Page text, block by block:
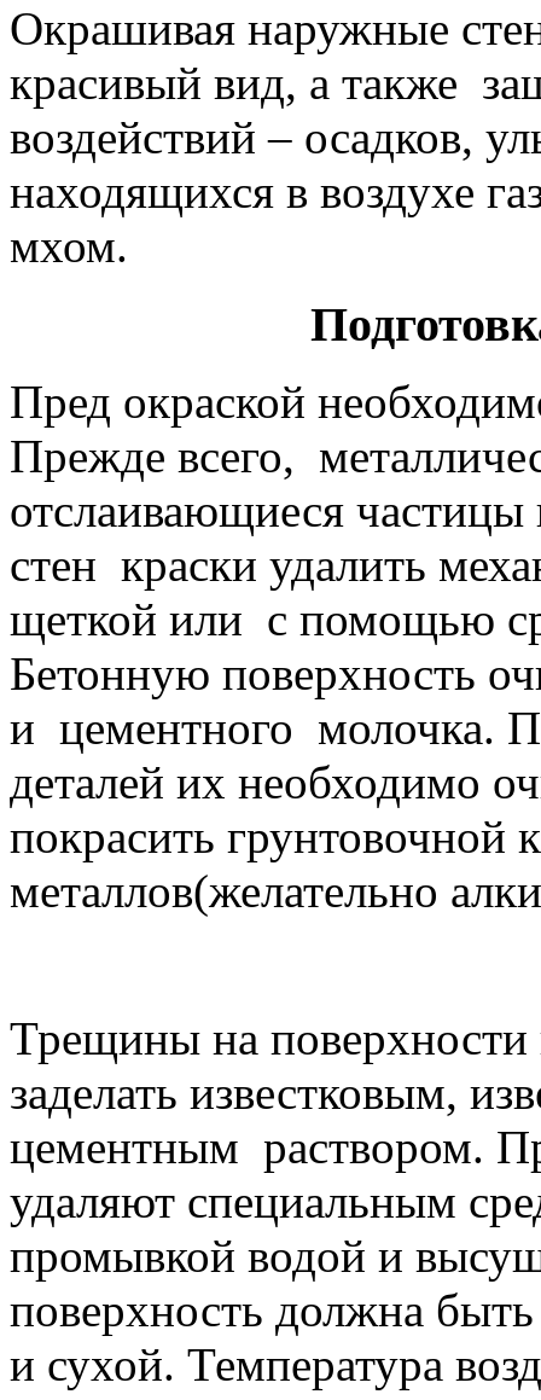
Окрашивая наружные
красивый вид, а также
воздействий – осадков,
находящихся в воздухе
мхом.
Пред окраской
Прежде всего,
отслаивающиеся
стен краски удалить
щеткой или с помощью
Бетонную поверхность
и цементного молочка.
деталей их необходимо
покрасить грунтовочной
металлов(желательно
Трещины на
заделать известковым,
цементным раствором.
удаляют специальным
промывкой водой и
поверхность должна
и сухой. Температура